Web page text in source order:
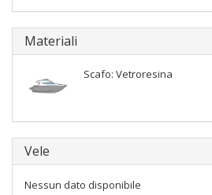
Materiali
Scafo: Vetroresina
Vele
Nessun dato disponibile